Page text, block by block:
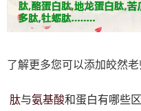
了解更多您可以添加皎然
肽与氨基酸和蛋白有哪些区